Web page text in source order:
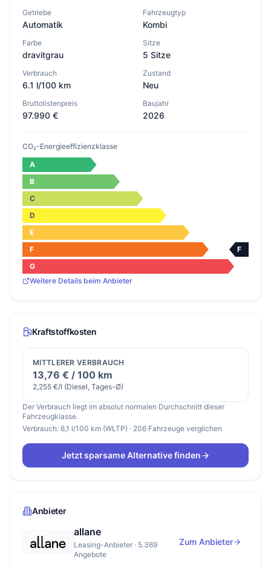
Getriebe
Automatik
Fahrzeugtyp
Kombi
Farbe
dravitgrau
Sitze
5 Sitze
Verbrauch
6.1 l/100 km
Zustand
Neu
Bruttolistenpreis
97.990 €
Baujahr
2026
CO₂-Energieeffizienzklasse
A
B
C
D
E
F
F
G
Weitere Details beim Anbieter
Kraftstoffkosten
MITTLERER VERBRAUCH
13,76 € / 100 km
2,255 €/l (Diesel, Tages-Ø)
Der Verbrauch liegt im absolut normalen Durchschnitt dieser
Fahrzeugklasse.
Verbrauch: 6,1 l/100 km (WLTP) · 206 Fahrzeuge verglichen
Jetzt sparsame Alternative finden
Anbieter
allane
Leasing-Anbieter · 5.369
Angebote
Zum Anbieter